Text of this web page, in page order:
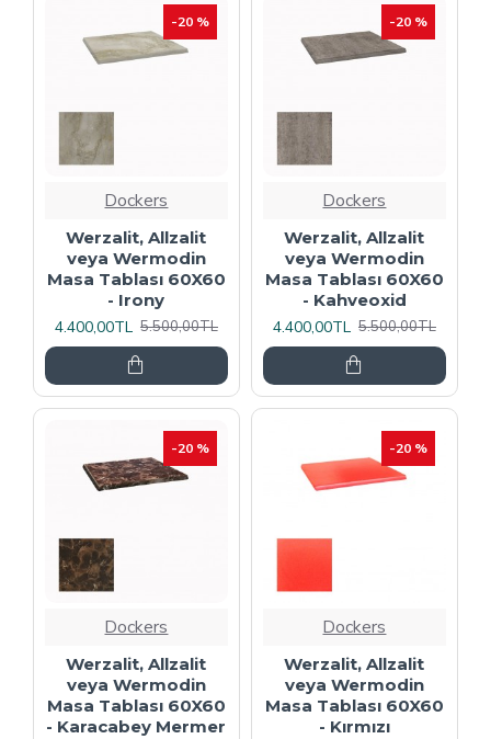
-20 %
Dockers
Werzalit, Allzalit
veya Wermodin
Masa Tablası 60X60
- Irony
4.400,00TL 5.500,00TL
-20 %
Dockers
Werzalit, Allzalit
veya Wermodin
Masa Tablası 60X60
- Kahveoxid
4.400,00TL 5.500,00TL
-20 %
Dockers
Werzalit, Allzalit
veya Wermodin
Masa Tablası 60X60
- Karacabey Mermer
-20 %
Dockers
Werzalit, Allzalit
veya Wermodin
Masa Tablası 60X60
- Kırmızı